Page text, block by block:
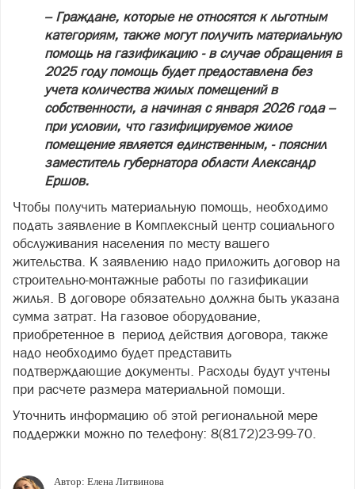
– Граждане, которые не относятся к льготным
категориям, также могут получить материальную
помощь на газификацию - в случае обращения в
2025 году помощь будет предоставлена без
учета количества жилых помещений в
собственности, а начиная с января 2026 года –
при условии, что газифицируемое жилое
помещение является единственным, - пояснил
заместитель губернатора области Александр
Ершов.
Чтобы получить материальную помощь, необходимо
подать заявление в Комплексный центр социального
обслуживания населения по месту вашего
жительства. К заявлению надо приложить договор на
строительно-монтажные работы по газификации
жилья. В договоре обязательно должна быть указана
сумма затрат. На газовое оборудование,
приобретенное в период действия договора, также
надо необходимо будет представить
подтверждающие документы. Расходы будут учтены
при расчете размера материальной помощи.
Уточнить информацию об этой региональной мере
поддержки можно по телефону: 8(8172)23-99-70.
Автор: Елена Литвинова